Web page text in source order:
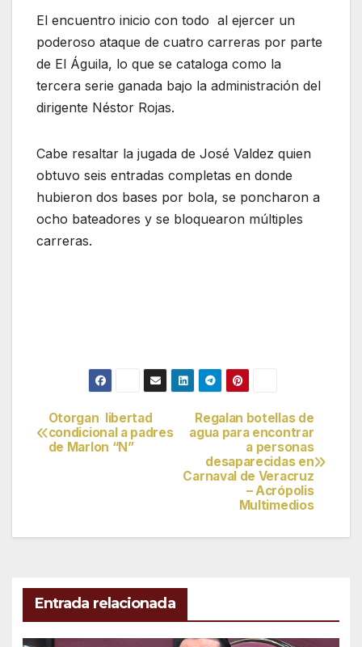
El encuentro inicio con todo al ejercer un
poderoso ataque de cuatro carreras por parte
de El Águila, lo que se cataloga como la
tercera serie ganada bajo la administración del
dirigente Néstor Rojas.
Cabe resaltar la jugada de José Valdez quien
obtuvo seis entradas completas en donde
hubieron dos bases por bola, se poncharon a
ocho bateadores y se bloquearon múltiples
carreras.
Navegación
de
Regalan botellas de
agua para encontrar
a personas
desaparecidas en
Carnaval de Veracruz
– Acrópolis
Multimedios
Otorgan libertad
condicional a padres
de Marlon “N”
Entrada relacionada